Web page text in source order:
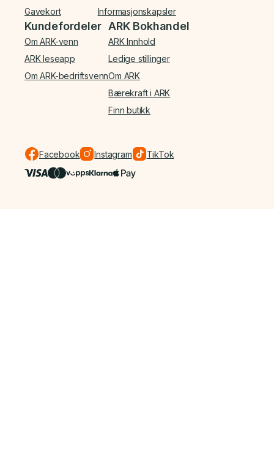
Gavekort
Informasjonskapsler
Kundefordeler
Om ARK-venn
ARK leseapp
Om ARK-bedriftsvenn
ARK Bokhandel
ARK Innhold
Ledige stillinger
Om ARK
Bærekraft i ARK
Finn butikk
Facebook Instagram TikTok